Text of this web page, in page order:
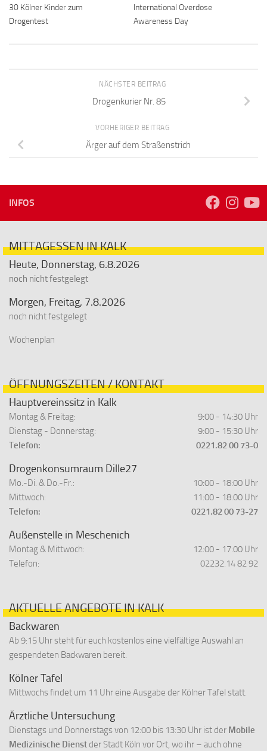
30 Kölner Kinder zum
Drogentest
International Overdose
Awareness Day
NÄCHSTER BEITRAG
Drogenkurier Nr. 85
VORHERIGER BEITRAG
Ärger auf dem Straßenstrich
INFOS
MITTAGESSEN IN KALK
Heute, Donnerstag, 6.8.2026
noch nicht festgelegt
Morgen, Freitag, 7.8.2026
noch nicht festgelegt
Wochenplan
ÖFFNUNGSZEITEN / KONTAKT
Hauptvereinssitz in Kalk
Montag & Freitag:
9:00 - 14:30 Uhr
Dienstag - Donnerstag:
9:00 - 15:30 Uhr
Telefon:
0221.82 00 73-0
Drogenkonsumraum Dille27
Mo.-Di. & Do.-Fr.:
10:00 - 18:00 Uhr
Mittwoch:
11:00 - 18:00 Uhr
Telefon:
0221.82 00 73-27
Außenstelle in Meschenich
Montag & Mittwoch:
12:00 - 17:00 Uhr
Telefon:
02232.14 82 92
AKTUELLE ANGEBOTE IN KALK
Backwaren
Ab 9:15 Uhr steht für euch kostenlos eine vielfältige Auswahl an
gespendeten Backwaren bereit.
Kölner Tafel
Mittwochs findet um 11 Uhr eine Ausgabe der Kölner Tafel statt.
Ärztliche Untersuchung
Dienstags und Donnerstags von 12:00 bis 13:30 Uhr ist der Mobile
Medizinische Dienst der Stadt Köln vor Ort, wo ihr – auch ohne